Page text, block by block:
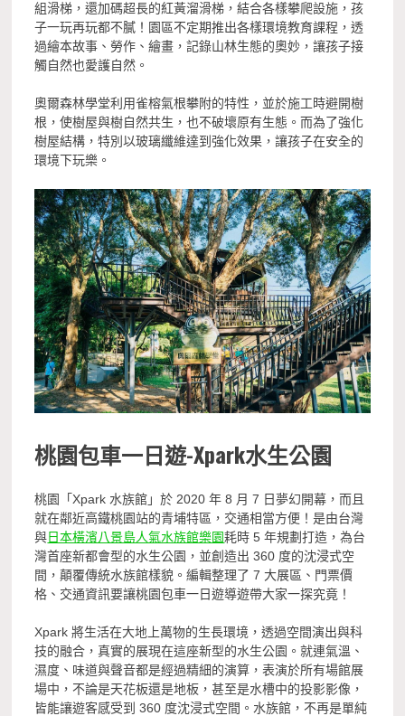
組滑梯，還加碼超長的紅黃溜滑梯，結合各樣攀爬設施，孩
子一玩再玩都不膩！園區不定期推出各樣環境教育課程，透
過繪本故事、勞作、繪畫，記錄山林生態的奧妙，讓孩子接
觸自然也愛護自然。
奧爾森林學堂利用雀榕氣根攀附的特性，並於施工時避開樹
根，使樹屋與樹自然共生，也不破壞原有生態。而為了強化
樹屋結構，特別以玻璃纖維達到強化效果，讓孩子在安全的
環境下玩樂。
桃園包車一日遊-Xpark水生公園
桃園「Xpark 水族館」於 2020 年 8 月 7 日夢幻開幕，而且
就在鄰近高鐵桃園站的青埔特區，交通相當方便！是由台灣
與日本橫濱八景島人氣水族館樂園耗時 5 年規劃打造，為台
灣首座新都會型的水生公園，並創造出 360 度的沈浸式空
間，顛覆傳統水族館樣貌。編輯整理了 7 大展區、門票價
格、交通資訊要讓桃園包車一日遊導遊帶大家一探究竟！
Xpark 將生活在大地上萬物的生長環境，透過空間演出與科
技的融合，真實的展現在這座新型的水生公園。就連氣溫、
濕度、味道與聲音都是經過精細的演算，表演於所有場館展
場中，不論是天花板還是地板，甚至是水槽中的投影影像，
皆能讓遊客感受到 360 度沈浸式空間。水族館，不再是單純